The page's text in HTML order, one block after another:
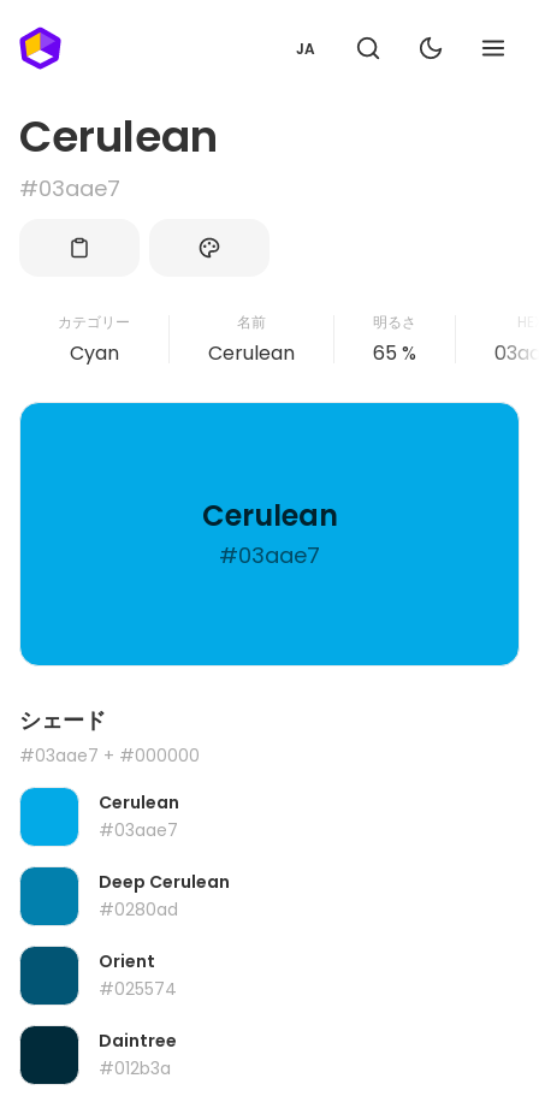
JA
Cerulean
#03aae7
カテゴリー
Cyan
名前
Cerulean
明るさ
65 %
Cerulean
#03aae7
シェード
#03aae7 + #000000
Cerulean
#03aae7
Deep Cerulean
#0280ad
Orient
#025574
Daintree
#012b3a